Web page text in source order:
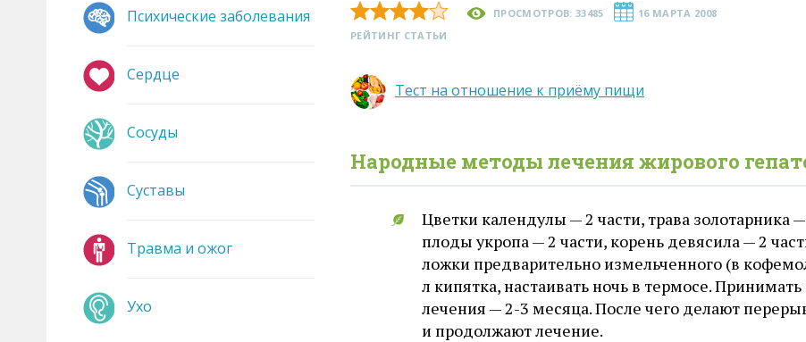
РЕЙТИНГ СТАТЬИ
ПРОСМОТРОВ: 33485 16 МАРТА 2008
Тест на отношение к приёму пищи
Народные методы лечения жирового
Цветки календулы — 2 части, трава золотарника
плоды укропа — 2 части, корень девясила — 2
ложки предварительно измельченного (в
л кипятка, настаивать ночь в термосе.
лечения — 2-3 месяца. После чего делают
и продолжают лечение.
Психические заболевания
Сердце
Сосуды
Суставы
Травма и ожог
Ухо